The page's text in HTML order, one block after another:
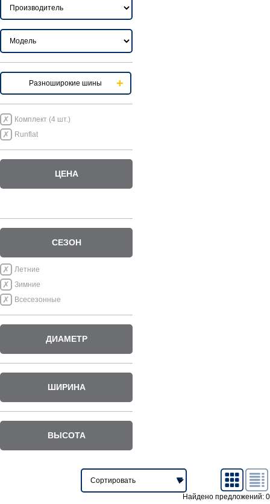
Разноширокие шины
Комплект (4 шт.)
Runflat
ЦЕНА
СЕЗОН
Летние
Зимние
Всесезонные
ДИАМЕТР
ШИРИНА
ВЫСОТА
Найдено предложений: 0